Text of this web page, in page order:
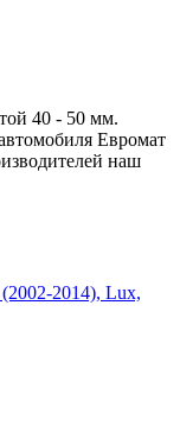
40 - 50 мм.
Евромат
наш